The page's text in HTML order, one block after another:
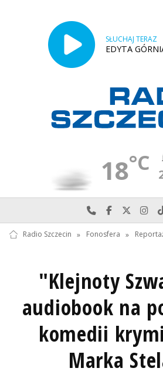
SŁUCHAJ TERAZ
EDYTA
18°C
Najlepiej po
Odwiedź
Radio Szczecin » Fonosfera »
"Klejnoty
audiobook na
komedii
Marka